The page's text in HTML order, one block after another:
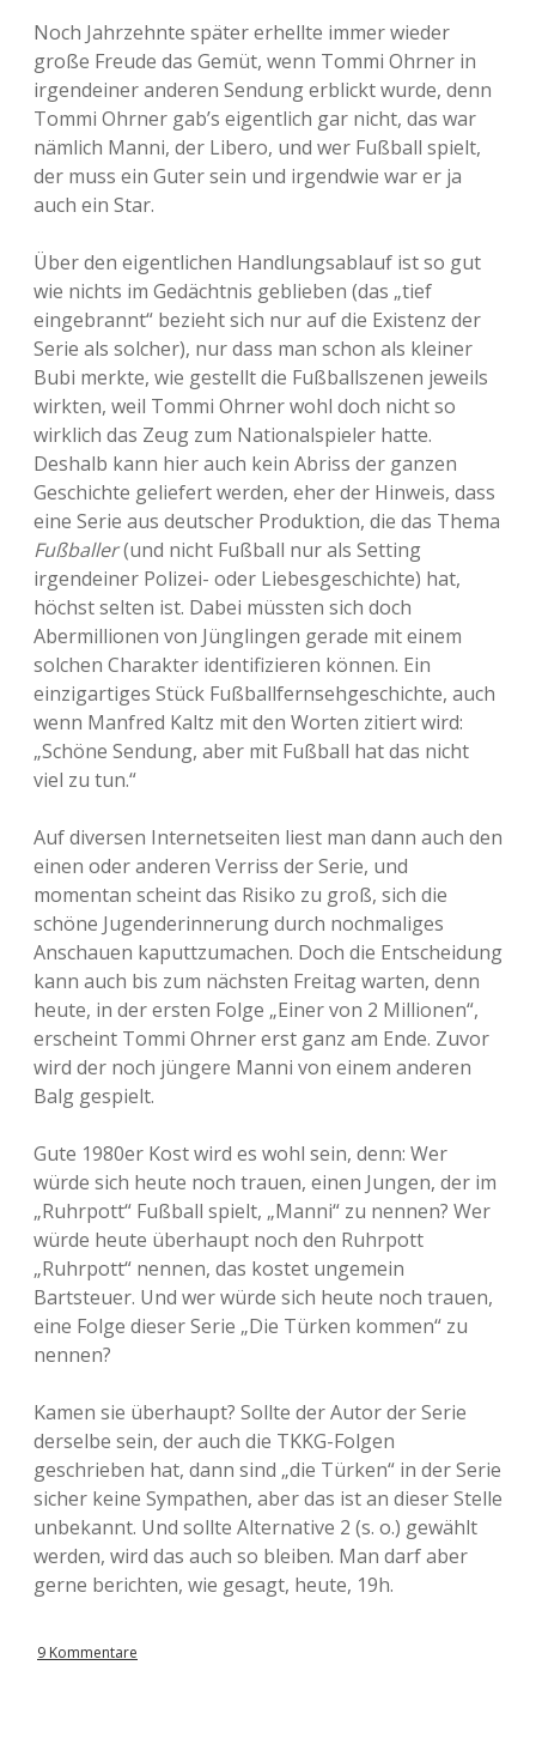
Noch Jahrzehnte später erhellte immer wieder
große Freude das Gemüt, wenn Tommi Ohrner in
irgendeiner anderen Sendung erblickt wurde, denn
Tommi Ohrner gab’s eigentlich gar nicht, das war
nämlich Manni, der Libero, und wer Fußball spielt,
der muss ein Guter sein und irgendwie war er ja
auch ein Star.
Über den eigentlichen Handlungsablauf ist so gut
wie nichts im Gedächtnis geblieben (das „tief
eingebrannt“ bezieht sich nur auf die Existenz der
Serie als solcher), nur dass man schon als kleiner
Bubi merkte, wie gestellt die Fußballszenen jeweils
wirkten, weil Tommi Ohrner wohl doch nicht so
wirklich das Zeug zum Nationalspieler hatte.
Deshalb kann hier auch kein Abriss der ganzen
Geschichte geliefert werden, eher der Hinweis, dass
eine Serie aus deutscher Produktion, die das Thema
Fußballer(und nicht Fußball nur als Setting
irgendeiner Polizei- oder Liebesgeschichte) hat,
höchst selten ist. Dabei müssten sich doch
Abermillionen von Jünglingen gerade mit einem
solchen Charakter identifizieren können. Ein
einzigartiges Stück Fußballfernsehgeschichte, auch
wenn Manfred Kaltz mit den Worten zitiert wird:
„Schöne Sendung, aber mit Fußball hat das nicht
viel zu tun.“
Auf diversen Internetseiten liest man dann auch den
einen oder anderen Verriss der Serie, und
momentan scheint das Risiko zu groß, sich die
schöne Jugenderinnerung durch nochmaliges
Anschauen kaputtzumachen. Doch die Entscheidung
kann auch bis zum nächsten Freitag warten, denn
heute, in der ersten Folge „Einer von 2 Millionen“,
erscheint Tommi Ohrner erst ganz am Ende. Zuvor
wird der noch jüngere Manni von einem anderen
Balg gespielt.
Gute 1980er Kost wird es wohl sein, denn: Wer
würde sich heute noch trauen, einen Jungen, der im
„Ruhrpott“ Fußball spielt, „Manni“ zu nennen? Wer
würde heute überhaupt noch den Ruhrpott
„Ruhrpott“ nennen, das kostet ungemein
Bartsteuer. Und wer würde sich heute noch trauen,
eine Folge dieser Serie „Die Türken kommen“ zu
nennen?
Kamen sie überhaupt? Sollte der Autor der Serie
derselbe sein, der auch die TKKG-Folgen
geschrieben hat, dann sind „die Türken“ in der Serie
sicher keine Sympathen, aber das ist an dieser Stelle
unbekannt. Und sollte Alternative 2 (s. o.) gewählt
werden, wird das auch so bleiben. Man darf aber
gerne berichten, wie gesagt, heute, 19h.
9 Kommentare